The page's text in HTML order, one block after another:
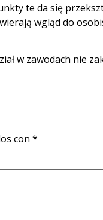
te da się
wgląd do
w zawodach nie
con *